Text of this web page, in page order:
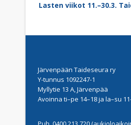
navigation
Lasten viikot 11.–30.3.
Järvenpään Taideseura ry
Y-tunnus 1092247-1
Myllytie 13 A, Järvenpää
Avoinna ti–pe 14–18 ja la–su